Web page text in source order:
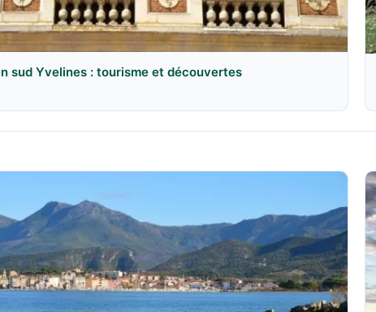
sud Yvelines : tourisme et découvertes